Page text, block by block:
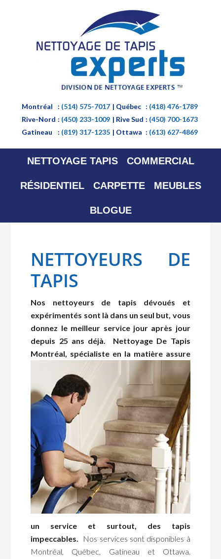
Montréal : (514) 575-7017 | Québec : (418) 476-1789
Rive-Nord : (450) 233-1009 | Rive Sud : (450) 700-1673
Gatineau
: (819) 317-1235 | Ottawa : (613) 627-4869
NETTOYAGE TAPIS COMMERCIAL
RÉSIDENTIEL CARPETTE MEUBLES
BLOGUE
NETTOYEURS DE
TAPIS
Nos nettoyeurs de tapis dévoués et
expérimentés sont là dans un seul but, vous
donnez le meilleur service jour après jour
depuis 25 ans déjà. Nettoyage De Tapis
Montréal, spécialiste en la matière assure
un service et surtout, des tapis
impeccables. Nos services sont disponibles à
Montréal, Québec, Gatineau et Ottawa.